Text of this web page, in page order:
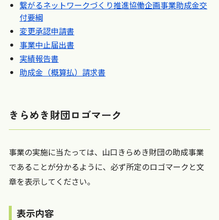
繋がるネットワークづくり推進協働企画事業助成金交
付要綱
変更承認申請書
事業中止届出書
実績報告書
助成金（概算払）請求書
きらめき財団ロゴマーク
事業の実施に当たっては、山口きらめき財団の助成事業
であることが分かるように、必ず所定のロゴマークと文
章を表示してください。
表示内容